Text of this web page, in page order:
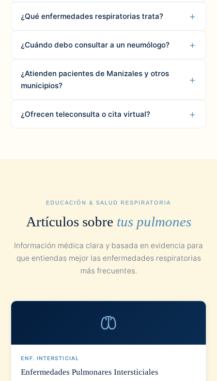
¿Qué enfermedades respiratorias trata?
¿Cuándo debo consultar a un neumólogo?
¿Atienden pacientes de Manizales y otros
municipios?
¿Ofrecen teleconsulta o cita virtual?
EDUCACIÓN & SALUD RESPIRATORIA
Artículos sobre tus pulmones
Información médica clara y basada en evidencia para
que entiendas mejor las enfermedades respiratorias
más frecuentes.
ENF. INTERSTICIAL
Enfermedades Pulmonares Intersticiales